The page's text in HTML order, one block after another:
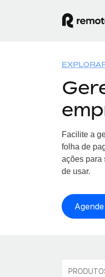
Facilite a
folha de
ações para
de usar.